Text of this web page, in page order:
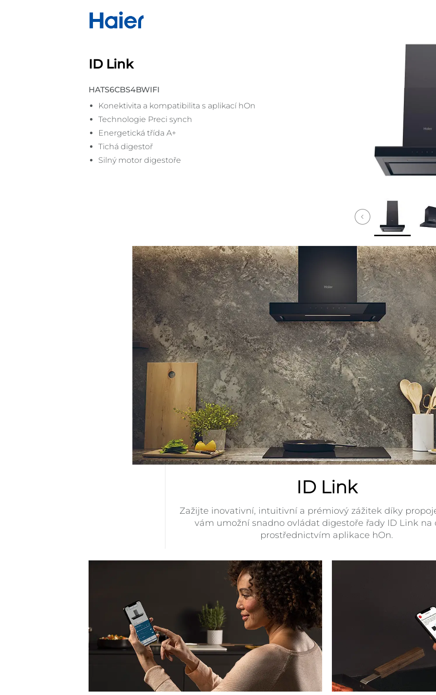
ID Link
HATS6CBS4BWIFI
Konektivita a kompatibilita s aplikací hOn
Technologie Preci synch
Energetická třída A+
Tichá digestoř
Silný motor digestoře
ID Link
Zažijte inovativní, intuitivní a prémiový zážitek díky
vám umožní snadno ovládat digestoře řady ID Link na
prostřednictvím aplikace hOn.